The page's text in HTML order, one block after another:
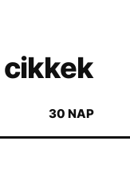
30 NAP